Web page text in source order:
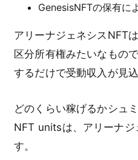
GenesisNFTの保有に
アリーナジェネシスNFT
区分所有権みたいなもの
するだけで受動収入が見込
どのくらい稼げるかシュ
NFT unitsは、アリーナ
す。